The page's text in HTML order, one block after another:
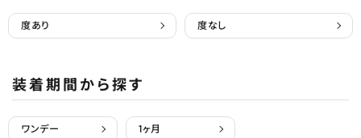
度あり 度なし
装着期間から探す
ワンデー 1ヶ月